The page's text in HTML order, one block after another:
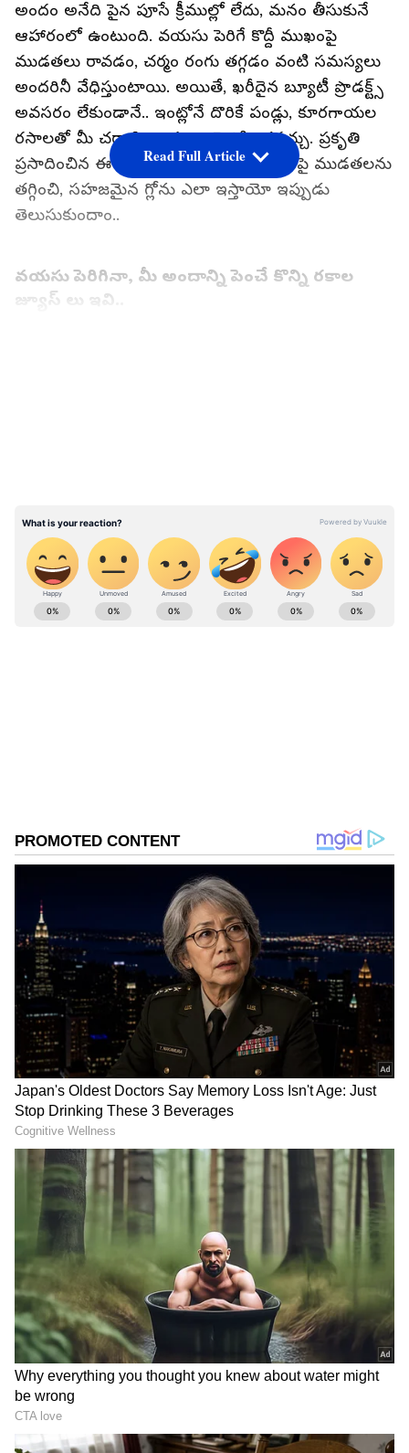
అందం అనేది పైన పూసే క్రీముల్లో లేదు, మనం తీసుకునే
ఆహారంలో ఉంటుంది. వయసు పెరిగే కొద్దీ ముఖంపై
ముడతలు రావడం, చర్మం రంగు తగ్గడం వంటి సమస్యలు
అందరినీ వేధిస్తుంటాయి. అయితే, ఖరీదైన బ్యూటీ ప్రొడక్ట్స్
అవసరం లేకుండానే.. ఇంట్లోనే దొరికే పండ్లు, కూరగాయల
రసాలతో మీ చర్మాన్ని అద్దంలా మెరిపించవచ్చు. ప్రకృతి
ప్రసాదించిన ఈ 6 రకాల జ్యూస్‌లు మీ చర్మంపై ముడతలను
తగ్గించి, సహజమైన గ్లోను ఎలా ఇస్తాయో ఇప్పుడు
తెలుసుకుందాం..
వయసు పెరిగినా, మీ అందాన్ని పెంచే కొన్ని రకాల
జ్యూస్ లు ఇవి..
Related Articles
Hair Care: కొబ్బరి నూనెలో ఇవి కలిపి రాస్తే..జుట్టు
వేగంగా పెరుగుతుంది..
Summer Skin Care: మండే ఎండల్లోనూ మెరిసే
చర్మం.. ఇదొక్కటి చేస్తే చాలు
దీనిని 'మిరాకిల్ డ్రింక్' అని పిలుస్తారు. ఇది చర్మాన్ని డిటాక్స్
చేయడంలో నంబర్ 1.
ప్రయోజనం: యాపిల్ చర్మానికి తేమను ఇస్తుంది, బీట్రూట్
Read Full Article
ABOUT THE AUTHOR
DOWNLOAD APP